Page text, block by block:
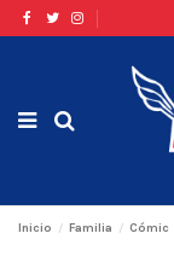
Inicio Familia Cómic